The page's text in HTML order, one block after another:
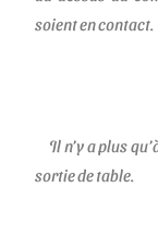
soient en contact.
Il n’y a plus
sortie de table.